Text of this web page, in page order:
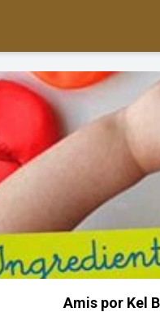
Amis por Kel